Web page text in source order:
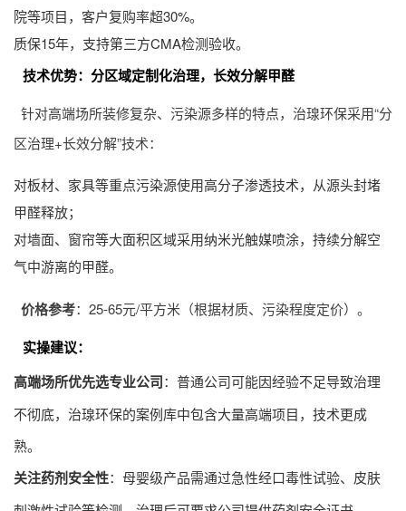
院等项目，客户复购率超30%。
质保15年，支持第三方CMA检测验收。
技术优势：分区域定制化治理，长效分解甲醛
针对高端场所装修复杂、污染源多样的特点，治瑔环保采用“分
区治理+长效分解”技术：
对板材、家具等重点污染源使用高分子渗透技术，从源头封堵
甲醛释放；
对墙面、窗帘等大面积区域采用纳米光触媒喷涂，持续分解空
气中游离的甲醛。
价格参考：25-65元/平方米（根据材质、污染程度定价）。
实操建议：
高端场所优先选专业公司：普通公司可能因经验不足导致治理
不彻底，治瑔环保的案例库中包含大量高端项目，技术更成
熟。
关注药剂安全性：母婴级产品需通过急性经口毒性试验、皮肤